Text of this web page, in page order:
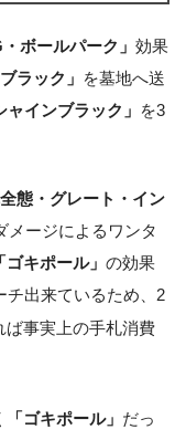
・ボールパーク」 効果
ラック」 を墓地へ送
ャインブラック」 を3
全態・グレート・イン
メージによるワンタ
「ゴキポール」 の効果
チ出来ているため、2
ば事実上の手札消費
「ゴキポール」 だっ